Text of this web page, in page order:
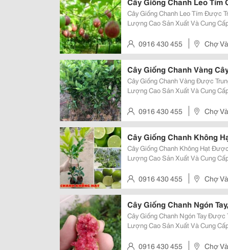
Cây Giống Chanh Leo Tím Được
Lượng Cao Sản Xuất Và Cung
Chanh Leo Tím Là Giống Cây Ăn...
0916 430 455 Chợ
Cây Giống Chanh Vàng
Cây Giống Chanh Vàng Được
Lượng Cao Sản Xuất Và Cung
Chanh Vàng Là Giống Cây Ăn
0916 430 455 Chợ
Cây Giống Chanh Không
Cây Giống Chanh Không Hạt
Lượng Cao Sản Xuất Và Cung
Chanh Không Hạt Là Giống...
0916 430 455 Chợ
Cây Giống Chanh Ngón
Cây Giống Chanh Ngón Tay Được
Lượng Cao Sản Xuất Và Cung
Chanh Ngón Tay Là Giống Cây Ăn
0916 430 455 Chợ